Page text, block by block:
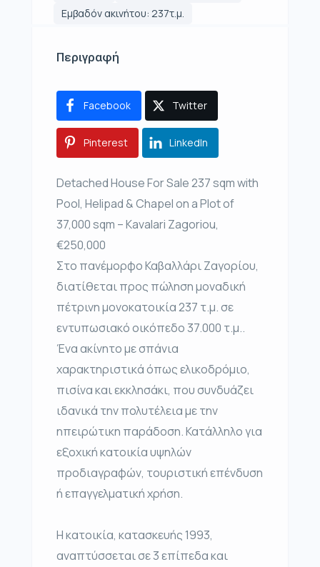
Εμβαδόν ακινήτου: 237τ.μ.
Περιγραφή
Facebook Twitter
Pinterest LinkedIn
Detached House For Sale 237 sqm with
Pool, Helipad & Chapel on a Plot of
37,000 sqm – Kavalari Zagoriou,
€250,000
Στο πανέμορφο Καβαλλάρι Ζαγορίου,
διατίθεται προς πώληση μοναδική
πέτρινη μονοκατοικία 237 τ.μ. σε
εντυπωσιακό οικόπεδο 37.000 τ.μ..
Ένα ακίνητο με σπάνια
χαρακτηριστικά όπως ελικοδρόμιο,
πισίνα και εκκλησάκι, που συνδυάζει
ιδανικά την πολυτέλεια με την
ηπειρώτικη παράδοση. Κατάλληλο για
εξοχική κατοικία υψηλών
προδιαγραφών, τουριστική επένδυση
ή επαγγελματική χρήση.
Η κατοικία, κατασκευής 1993,
αναπτύσσεται σε 3 επίπεδα και